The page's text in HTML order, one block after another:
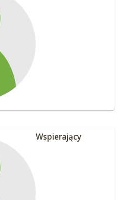
Wspierający